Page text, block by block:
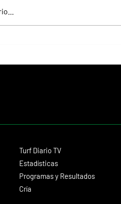
Turf Diario TV
Estadísticas
Programas y Resultados
Cría